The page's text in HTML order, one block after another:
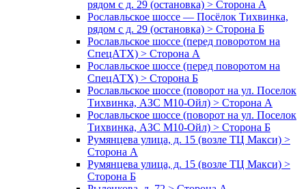
рядом с д. 29 (остановка) > Сторона А
Рославльское шоссе — Посёлок Тихвинка,
рядом с д. 29 (остановка) > Сторона Б
Рославльское шоссе (перед поворотом на
СпецАТХ) > Сторона А
Рославльское шоссе (перед поворотом на
СпецАТХ) > Сторона Б
Рославльское шоссе (поворот на ул. Поселок
Тихвинка, АЗС М10-Ойл) > Сторона А
Рославльское шоссе (поворот на ул. Поселок
Тихвинка, АЗС М10-Ойл) > Сторона Б
Румянцева улица, д. 15 (возле ТЦ Макси) >
Сторона А
Румянцева улица, д. 15 (возле ТЦ Макси) >
Сторона Б